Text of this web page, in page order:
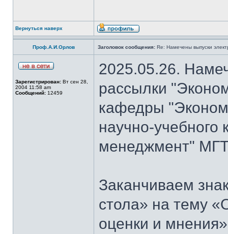
Вернуться наверх
Проф.А.И.Орлов Заголовок сообщения: Re: Намечены выпуски
Зарегистрирован: Вт сен 28,
2004 11:58 am
Сообщений: 12459
2025.05.26.
рассылки
кафедры
научно-
менеджмент"
Заканчиваем
стола» на тему
оценки и